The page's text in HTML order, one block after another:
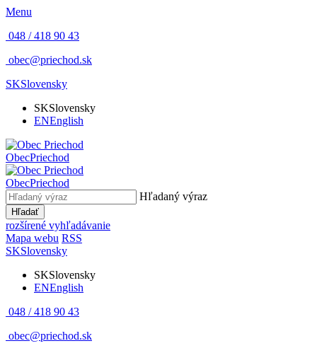
Menu
048 / 418 90 43
obec@priechod.sk
SKSlovensky
SKSlovensky
ENEnglish
ObecPriechod
ObecPriechod
Hľadaný výraz
Hľadať
rozšírené vyhľadávanie
Mapa webu RSS
SKSlovensky
SKSlovensky
ENEnglish
048 / 418 90 43
obec@priechod.sk